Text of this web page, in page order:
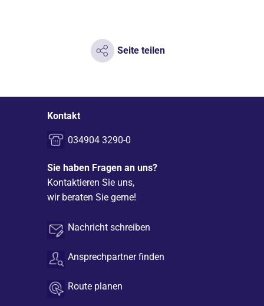
Seite teilen
Kontakt
034904 3290-0
Sie haben Fragen an uns?
Kontaktieren Sie uns,
wir beraten Sie gerne!
Nachricht schreiben
Ansprechpartner finden
Route planen